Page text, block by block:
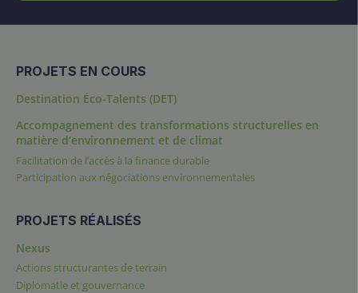
PROJETS EN COURS
Destination Éco-Talents (DET)
Accompagnement des transformations structurelles en
matière d’environnement et de climat
Facilitation de l’accès à la finance durable
Participation aux négociations environnementales
PROJETS RÉALISÉS
Nexus
Actions structurantes de terrain
Diplomatie et gouvernance